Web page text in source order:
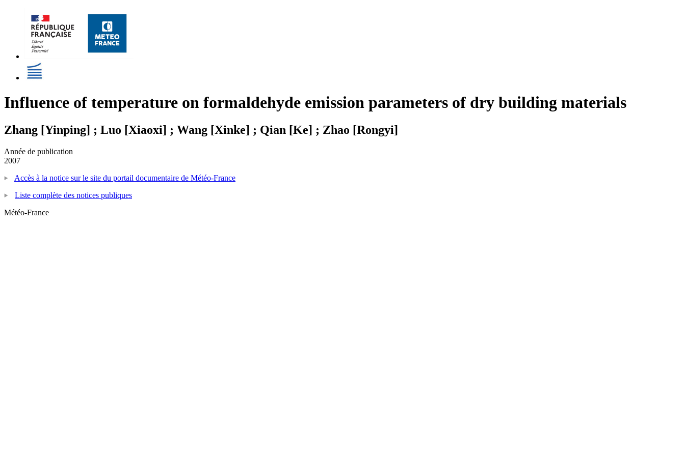
Influence of temperature on formaldehyde emission parameters of dry building materials
Zhang [Yinping] ; Luo [Xiaoxi] ; Wang [Xinke] ; Qian [Ke] ; Zhao [Rongyi]
Année de publication
2007
Accès à la notice sur le site du portail documentaire de Météo-France
Liste complète des notices publiques
Météo-France